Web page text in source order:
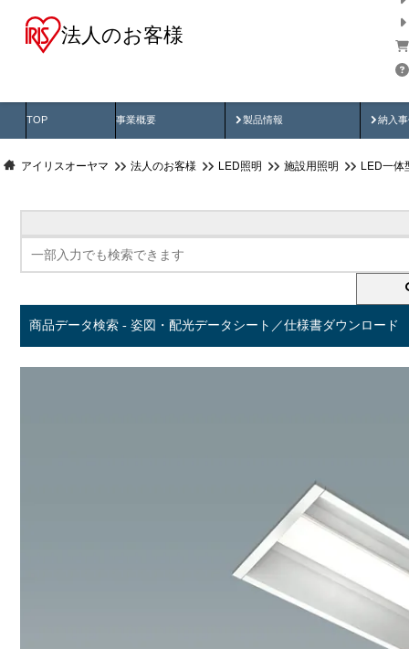
法人のお客様
TOP 事業概要 製品情報
製品動画 納入
納
アイリスオーヤマ 法人のお客様 LED照明 施設用照明 LED一体
商品データ検索 - 姿図・配光データシート／仕様書ダウンロード